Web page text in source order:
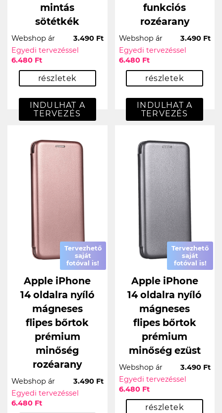
mintás
sötétkék
Webshop ár
3.490 Ft
Egyedi tervezéssel
6.480 Ft
részletek
INDULHAT A
TERVEZÉS
funkciós
rozéarany
Webshop ár
3.490 Ft
Egyedi tervezéssel
6.480 Ft
részletek
INDULHAT A
TERVEZÉS
Tervezhető
saját
fotóval is!
Apple iPhone
14 oldalra nyíló
mágneses
flipes bőrtok
prémium
minőség
rozéarany
Webshop ár
3.490 Ft
Egyedi tervezéssel
6.480 Ft
Tervezhető
saját
fotóval is!
Apple iPhone
14 oldalra nyíló
mágneses
flipes bőrtok
prémium
minőség ezüst
Webshop ár
3.490 Ft
Egyedi tervezéssel
6.480 Ft
részletek